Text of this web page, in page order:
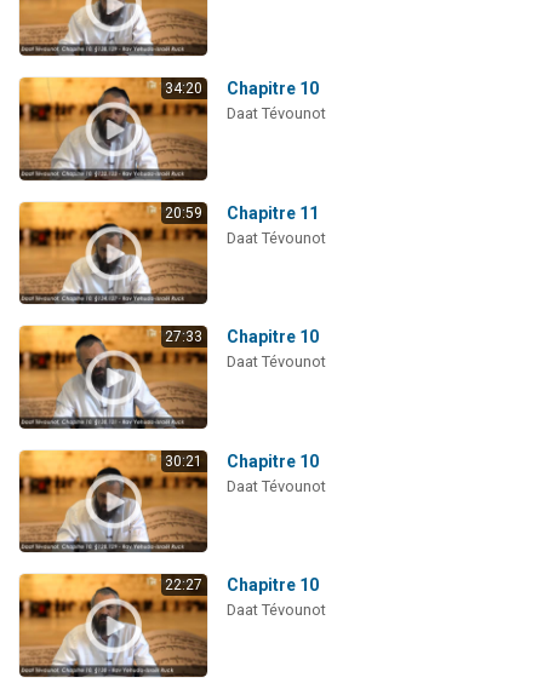
34:20 Chapitre 10
Daat Tévounot
20:59 Chapitre 11
Daat Tévounot
27:33 Chapitre 10
Daat Tévounot
30:21 Chapitre 10
Daat Tévounot
22:27 Chapitre 10
Daat Tévounot